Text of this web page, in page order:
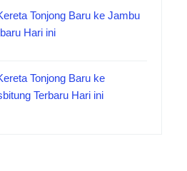
Tonjong Baru ke Jambu
Hari ini
Tonjong Baru ke
Terbaru Hari ini